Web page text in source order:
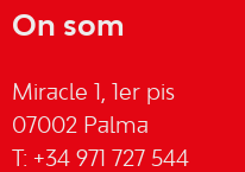
On som
Miracle 1, 1er pis
07002 Palma
T: +34 971 727 544